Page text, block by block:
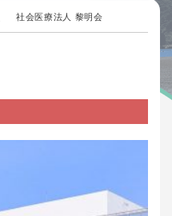
社会医療法人 黎明会